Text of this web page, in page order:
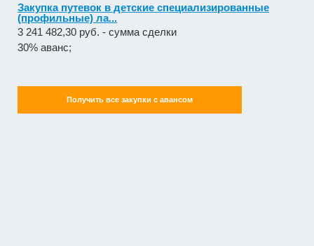
Закупка путевок в детские специализированные
(профильные) ла...
3 241 482,30 руб. - сумма сделки
30% аванс;
Получить все закупки с авансом